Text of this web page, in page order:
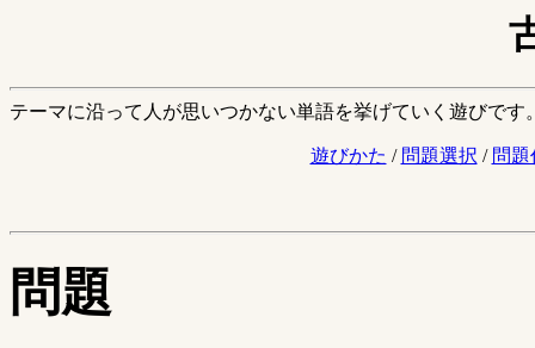
テーマに沿って人が思いつかない単語を挙げていく遊びです
遊びかた / 問題選択 / 問題
問題